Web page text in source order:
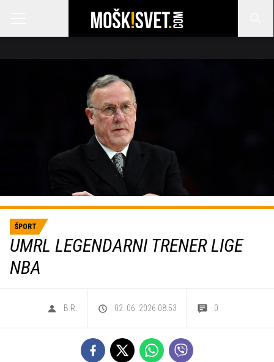
ŠPORT
UMRL LEGENDARNI TRENER LIGE
NBA
B.R. 02. 06. 2026 08.53 0